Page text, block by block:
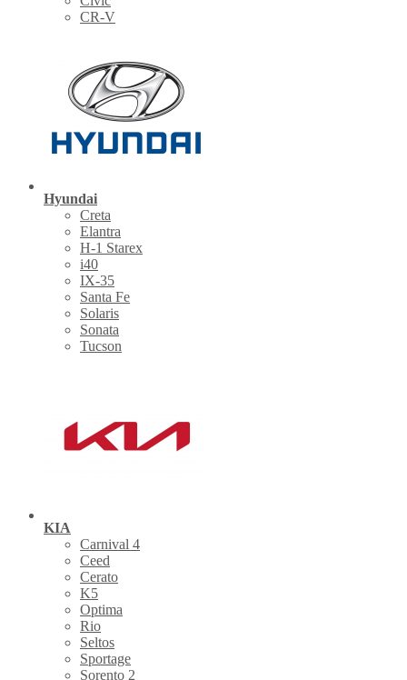
CR-V
Hyundai
Creta
Elantra
H-1 Starex
i40
IX-35
Santa Fe
Solaris
Sonata
Tucson
KIA
Carnival 4
Ceed
Cerato
K5
Optima
Rio
Seltos
Sportage
Sorento 2